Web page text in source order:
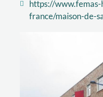
https://
france/maison-de-